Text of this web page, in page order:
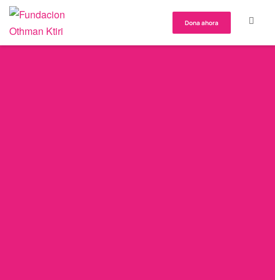
Dona ahora